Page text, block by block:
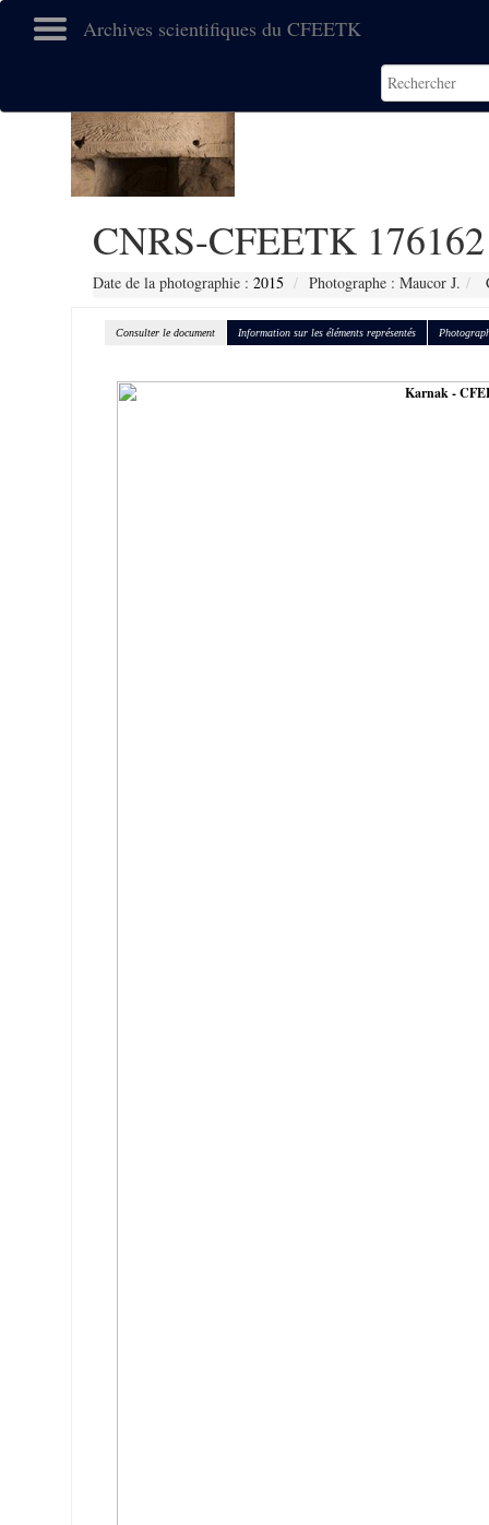
Archives scientifiques du CFEETK
CNRS-CFEETK 176162
Date de la photographie : 2015 Photographe : Maucor J.
Consulter le document Information sur les éléments représentés